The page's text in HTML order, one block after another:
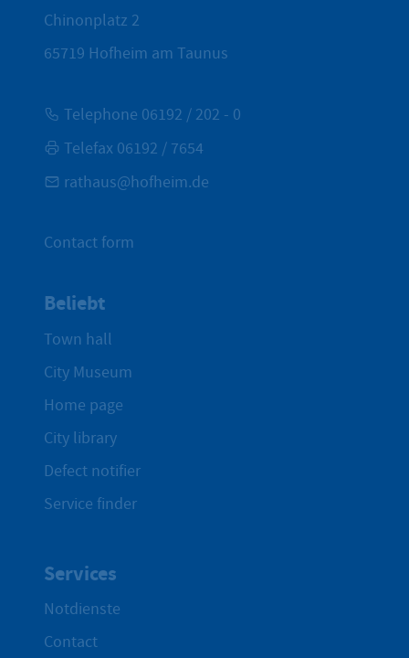
Chinonplatz 2
65719 Hofheim am Taunus
Telephone 06192 / 202 - 0
Telefax 06192 / 7654
rathaus@hofheim.de
Contact form
Beliebt
Town hall
City Museum
Home page
City library
Defect notifier
Service finder
Services
Notdienste
Contact